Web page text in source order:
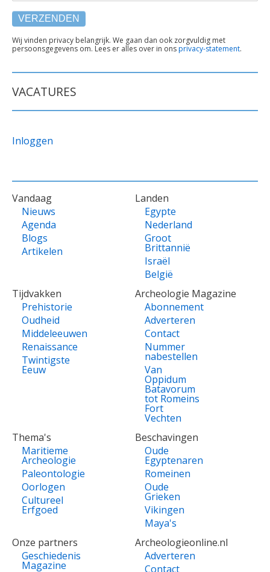
TEKST
ONDER
Wij vinden privacy belangrijk. We gaan dan ook zorgvuldig met
persoonsgegevens om. Lees er alles over in onsprivacy-statement.
VACATURES
Inloggen
VOET
Vandaag
Nieuws
Agenda
Blogs
Artikelen
Landen
Egypte
Nederland
Groot
Brittannië
Israël
België
Tijdvakken
Prehistorie
Oudheid
Middeleeuwen
Renaissance
Twintigste
Eeuw
Archeologie Magazine
Abonnement
Adverteren
Contact
Nummer
nabestellen
Van
Oppidum
Batavorum
tot Romeins
Fort
Vechten
Thema's
Maritieme
Archeologie
Paleontologie
Oorlogen
Cultureel
Erfgoed
Beschavingen
Oude
Egyptenaren
Romeinen
Oude
Grieken
Vikingen
Maya's
Onze partners
Geschiedenis
Magazine
Archeologieonline.nl
Adverteren
Contact